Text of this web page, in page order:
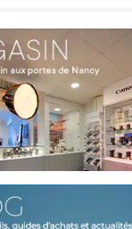
projecteur LED portable
et prix :
31 Décembre 2030 à
expédition Chronopost
uniquement,
de 1m et moins de
estimés, hors
points seront